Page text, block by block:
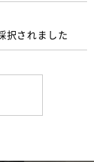
択されました